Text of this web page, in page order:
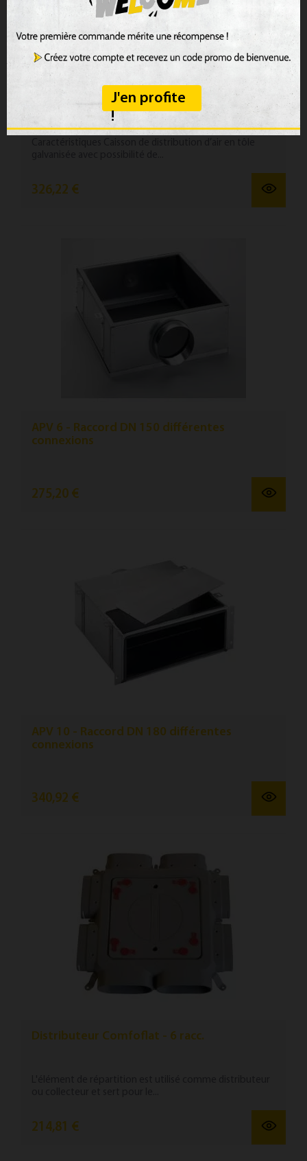
APV 6 - Raccord DN 180 différentes
connexions
326,22 €
APV 6 - Raccord DN 150 différentes
connexions
275,20 €
APV 10 - Raccord DN 180 différentes
connexions
340,92 €
Distributeur Comfoflat - 6 racc.
214,81 €
J'en profite
!